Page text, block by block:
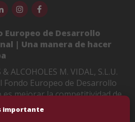
Europeo de Desarrollo
| Una manera de hacer
ALCOHOLES M. VIDAL, S.L.U.
Fondo Europeo de Desarrollo
mejorar la competitividad de
ha puesto en marcha un
Internacional con el objetivo
importante